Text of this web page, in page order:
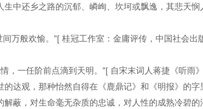
中还乡之路的沉郁、嶙峋、坎坷或飘逸，其悲天
万般欢愉。”[ 桂冠工作室：金庸评传，中国社会出
一任阶前点滴到天明。”[ 自宋末词人蒋捷《听
观，那种怡然自得在《鹿鼎记》和《明报》的字
蔽，对生命毫无杂质的忠诚，对人性的成熟冷碧